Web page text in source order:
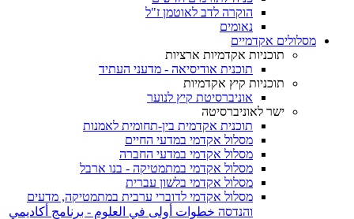
הוקרה לדב לאוטמן ז"ל
נאומים
מסלולים אקדמיים
תוכניות אקדמיות ארציות
תוכנית אודיסיאה - מדעני העתיד
תוכניות קיץ אקדמיות
אוניברסיטת קיץ לנוער
ישר לאוניברסיטה
תוכנית אקדמית בין-תחומית לאמנות
מסלול אקדמי במדעי החיים
מסלול אקדמי במדעי החברה
מסלול אקדמי במתמטיקה - בנו ארבל
מסלול אקדמי בלשון עברית
מסלול אקדמי לדוברי ערבית במתמטיקה, מדעים
והנדסה خطوات أولى في العلوم - برنامج أكاديمي